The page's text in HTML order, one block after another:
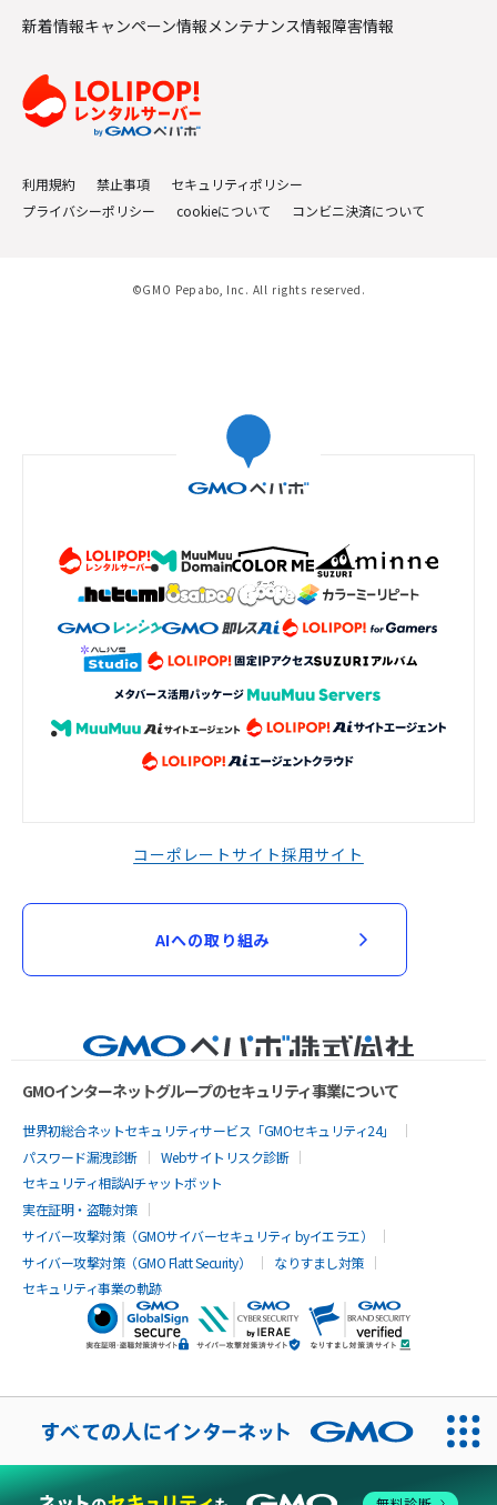
新着情報キャンペーン情報メンテナンス情報障害情報
利用規約 禁止事項
セキュリティポリシー
プライバシーポリシー
cookieについて コンビニ決済について
©GMO Pepabo, Inc. All rights reserved.
コーポレートサイト採用サイト
AIへの取り組み
GMOインターネットグループのセキュリティ事業について
世界初総合ネットセキュリティサービス「GMOセキュリティ24」
パスワード漏洩診断
Webサイトリスク診断
セキュリティ相談AIチャットボット
実在証明・盗聴対策
サイバー攻撃対策（GMOサイバーセキュリティ byイエラエ）
サイバー攻撃対策（GMO Flatt Security）
なりすまし対策
セキュリティ事業の軌跡